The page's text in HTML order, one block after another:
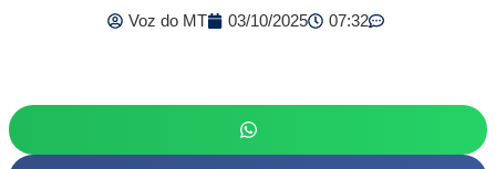
Voz do MT 03/10/2025 07:32